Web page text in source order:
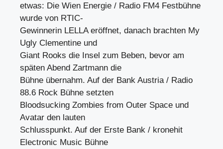
etwas: Die Wien Energie / Radio FM4 Festbühne
wurde von RTIC-
Gewinnerin LELLA eröffnet, danach brachten My
Ugly Clementine und
Giant Rooks die Insel zum Beben, bevor am
späten Abend Zartmann die
Bühne übernahm. Auf der Bank Austria / Radio
88.6 Rock Bühne setzten
Bloodsucking Zombies from Outer Space und
Avatar den lauten
Schlusspunkt. Auf der Erste Bank / kronehit
Electronic Music Bühne